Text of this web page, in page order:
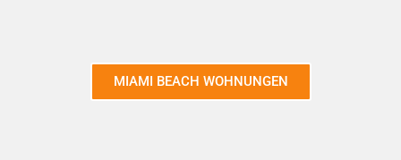
MIAMI BEACH WOHNUNGEN